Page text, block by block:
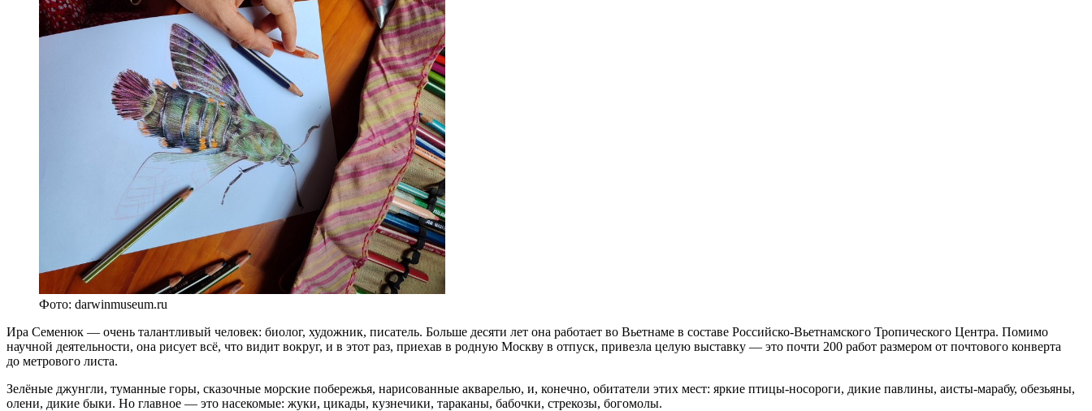
Фото: darwinmuseum.ru
Ира Семенюк — очень талантливый человек: биолог, художник, писатель. Больше десяти лет она работает во Вьетнаме в составе Российско-Вьетнамского Тропического Центра. Помимо
научной деятельности, она рисует всё, что видит вокруг, и в этот раз, приехав в родную Москву в отпуск, привезла целую выставку — это почти 200 работ размером от почтового конверта
до метрового листа.
Зелёные джунгли, туманные горы, сказочные морские побережья, нарисованные акварелью, и, конечно, обитатели этих мест: яркие птицы-носороги, дикие павлины, аисты-марабу, обезьяны,
олени, дикие быки. Но главное — это насекомые: жуки, цикады, кузнечики, тараканы, бабочки, стрекозы, богомолы.